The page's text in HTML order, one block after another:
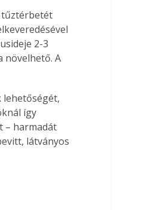
tűztérbetét
2-3
növelhető. A
lehetőségét,
így
– harmadát
látványos